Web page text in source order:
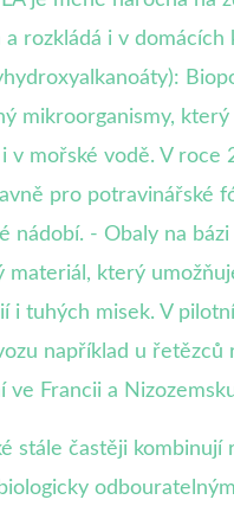
a rozkládá i v domácích
mikroorganismy, který
v mořské vodě. V roce
pro potravinářské
nádobí. - Obaly na bázi
materiál, který
i tuhých misek. V
například u řetězců
ve Francii a
stále častěji kombinují